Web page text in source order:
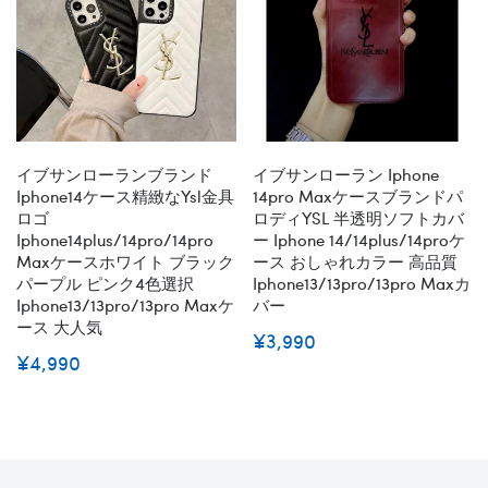
イブサンローランブランド
Iphone14ケース精緻なysl金具
ロゴ
Iphone14plus/14pro/14pro
Maxケースホワイト ブラック
パープル ピンク4色選択
Iphone13/13pro/13pro Maxケ
ース 大人気
¥4,990
イブサンローラン Iphone
14pro Maxケースブランドパ
ロディYSL 半透明ソフトカバ
ー Iphone 14/14plus/14proケ
ース おしゃれカラー 高品質
Iphone13/13pro/13pro Maxカ
バー
¥3,990